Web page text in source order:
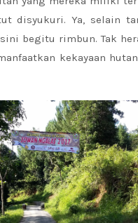
disyukuri. Ya, selain
begitu rimbun. Tak
kekayaan